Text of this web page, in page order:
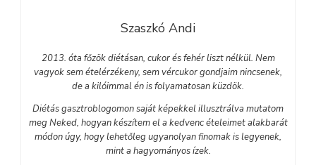
Szaszkó Andi
2013. óta főzök diétásan, cukor és fehér liszt nélkül. Nem
vagyok sem ételérzékeny, sem vércukor gondjaim nincsenek,
de a kilóimmal én is folyamatosan küzdök.
Diétás gasztroblogomon saját képekkel illusztrálva mutatom
meg Neked, hogyan készítem el a kedvenc ételeimet alakbarát
módon úgy, hogy lehetőleg ugyanolyan finomak is legyenek,
mint a hagyományos ízek.